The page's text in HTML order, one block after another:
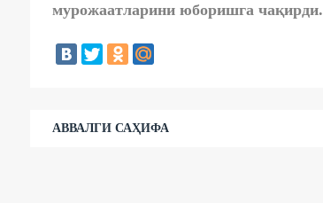
мурожаатларини юборишга чақирди.
АВВАЛГИ САҲИФА